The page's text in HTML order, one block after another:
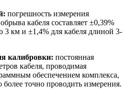
погрешность измерения
кабеля составляет ±0,39%
3 км и ±1,4% для кабеля длиной 3-
калибровки: постоянная
кабеля, проводимая
обеспечением комплекса,
более точно проводить измерения.